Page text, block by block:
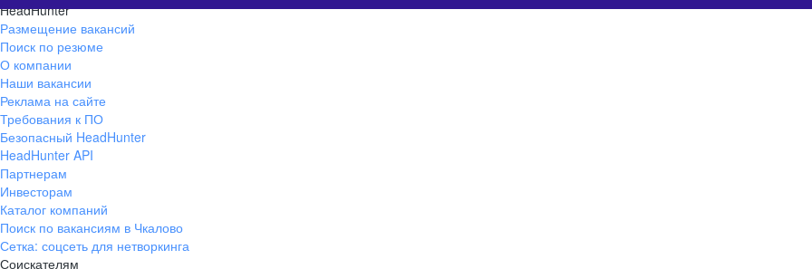
HeadHunter
Размещение вакансий
Поиск по резюме
О компании
Наши вакансии
Реклама на сайте
Требования к ПО
Безопасный HeadHunter
HeadHunter API
Партнерам
Инвесторам
Каталог компаний
Поиск по вакансиям в Чкалово
Сетка: соцсеть для нетворкинга
Соискателям